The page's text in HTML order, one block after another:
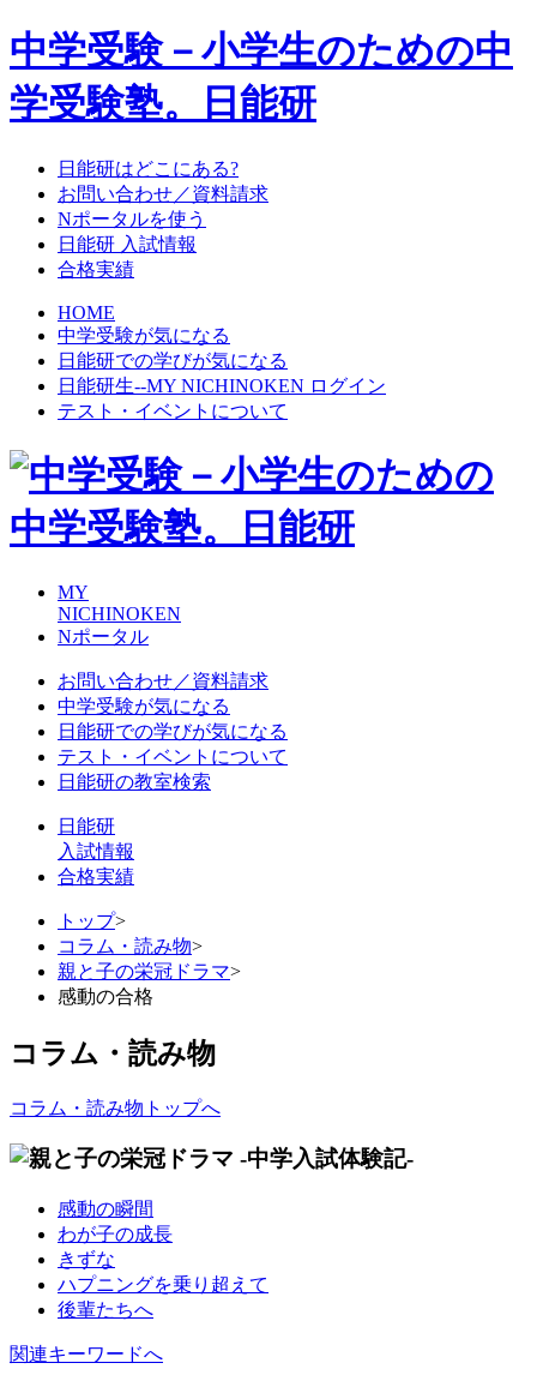
中学受験－小学生のための中
学受験塾。日能研
日能研はどこにある?
お問い合わせ／資料請求
Nポータルを使う
日能研 入試情報
合格実績
HOME
中学受験が気になる
日能研での学びが気になる
日能研生--MY NICHINOKEN ログイン
テスト・イベントについて
MY
NICHINOKEN
Nポータル
お問い合わせ／資料請求
中学受験が気になる
日能研での学びが気になる
テスト・イベントについて
日能研の教室検索
日能研
入試情報
合格実績
トップ>
コラム・読み物>
親と子の栄冠ドラマ>
感動の合格
コラム・読み物
コラム・読み物トップへ
感動の瞬間
わが子の成長
きずな
ハプニングを乗り超えて
後輩たちへ
関連キーワードへ